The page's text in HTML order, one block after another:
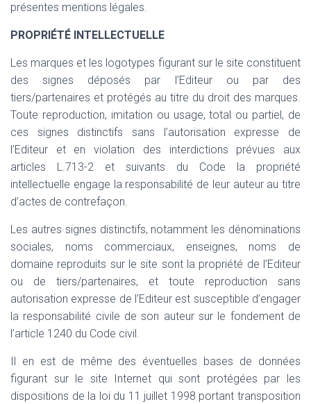
présentes mentions légales.
PROPRIÉTÉ INTELLECTUELLE
Les marques et les logotypes figurant sur le site constituent
des signes déposés par l’Editeur ou par des
tiers/partenaires et protégés au titre du droit des marques.
Toute reproduction, imitation ou usage, total ou partiel, de
ces signes distinctifs sans l’autorisation expresse de
l’Editeur et en violation des interdictions prévues aux
articles L.713-2 et suivants du Code la propriété
intellectuelle engage la responsabilité de leur auteur au titre
d’actes de contrefaçon.
Les autres signes distinctifs, notamment les dénominations
sociales, noms commerciaux, enseignes, noms de
domaine reproduits sur le site sont la propriété de l’Editeur
ou de tiers/partenaires, et toute reproduction sans
autorisation expresse de l’Editeur est susceptible d’engager
la responsabilité civile de son auteur sur le fondement de
l’article 1240 du Code civil.
Il en est de même des éventuelles bases de données
figurant sur le site Internet qui sont protégées par les
dispositions de la loi du 11 juillet 1998 portant transposition